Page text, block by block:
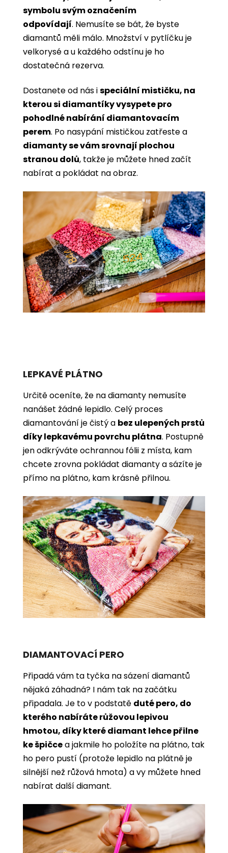
symbolu svým označením
odpovídají. Nemusíte se bát, že byste
diamantů měli málo. Množství v pytlíčku je
velkorysé a u každého odstínu je ho
dostatečná rezerva.
Dostanete od nás ispeciální mističku, na
kterou si diamantíky vysypete pro
pohodlné nabírání diamantovacím
perem. Po nasypání mističkou zatřeste a
diamanty se vám srovnají plochou
stranou dolů, takže je můžete hned začít
nabírat a pokládat na obraz.
LEPKAVÉ PLÁTNO
Určitě oceníte, že na diamanty nemusíte
nanášet žádné lepidlo. Celý proces
diamantování je čistý a bez ulepených prstů
díky lepkavému povrchu plátna. Postupně
jen odkrýváte ochrannou fólii z místa, kam
chcete zrovna pokládat diamanty a sázíte je
přímo na plátno, kam krásně přilnou.
DIAMANTOVACÍ PERO
Připadá vám ta tyčka na sázení diamantů
nějaká záhadná? I nám tak na začátku
připadala. Je to v podstatě duté pero, do
kterého nabíráte růžovou lepivou
hmotou, díky které diamant lehce přilne
ke špičcea jakmile ho položíte na plátno, tak
ho pero pustí (protože lepidlo na plátně je
silnější než růžová hmota) a vy můžete hned
nabírat další diamant.